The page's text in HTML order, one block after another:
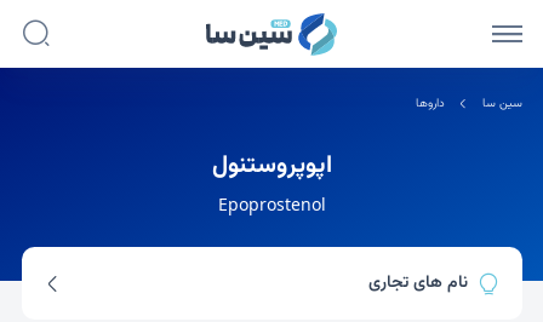
سین سا داروها
اپوپروستنول
Epoprostenol
نام های تجاری